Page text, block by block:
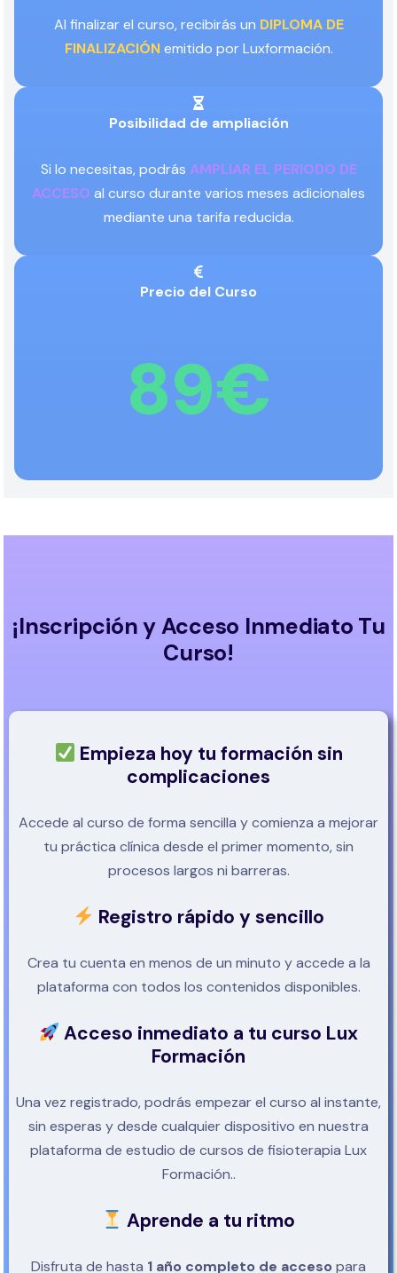
Al finalizar el curso, recibirás un DIPLOMA DE
FINALIZACIÓNemitido por Luxformación.
Posibilidad de ampliación
Si lo necesitas, podrás AMPLIAR EL PERIODO DE
ACCESO al curso durante varios meses adicionales
mediante una tarifa reducida.
Precio del Curso
89€
¡Inscripción y Acceso Inmediato Tu
Curso!
Empieza hoy tu formación sin
complicaciones
Accede al curso de forma sencilla y comienza a mejorar
tu práctica clínica desde el primer momento, sin
procesos largos ni barreras.
Registro rápido y sencillo
Crea tu cuenta en menos de un minuto y accede a la
plataforma con todos los contenidos disponibles.
Acceso inmediato a tu curso Lux
Formación
Una vez registrado, podrás empezar el curso al instante,
sin esperas y desde cualquier dispositivo en nuestra
plataforma de estudio de cursos de fisioterapia Lux
Formación..
Aprende a tu ritmo
Disfruta de hasta 1 año completo de acceso para